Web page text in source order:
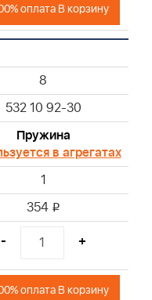
оплата В корзину
8
532 10 92-30
Пружина
в агрегатах
1
354 i
- +
оплата В корзину